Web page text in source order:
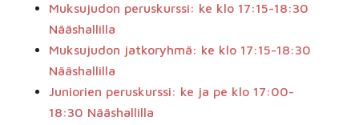
Muksujudon peruskurssi: ke klo 17:15-18:30
Nääshallilla
Muksujudon jatkoryhmä: ke klo 17:15-18:30
Nääshallilla
Juniorien peruskurssi: ke ja pe klo 17:00-
18:30 Nääshallilla